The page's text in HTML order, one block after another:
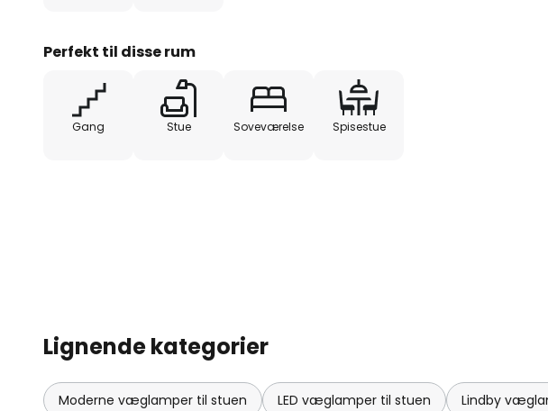
Perfekt til disse rum
Gang Stue Soveværelse Spisestue
Lignende kategorier
Moderne væglamper til stuen LED væglamper til stuen Lindby